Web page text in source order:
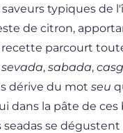
typiques de
de citron,
parcourt
sevada, sabada,
dérive du mot seu
dans la pâte de ces
seadas se